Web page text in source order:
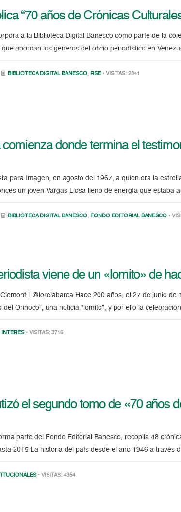
“70 años de Crónicas
a la Biblioteca Digital Banesco como parte de la
abordan los géneros del oficio periodístico en
BIBLIOTECA DIGITAL BANESCO, RSE • VISITAS: 2841
comienza donde termina el
para Imagen, en agosto del 1967, a quien era la
un joven Vargas Llosa lleno de energía que estaba
BIBLIOTECA DIGITAL BANESCO, FONDO EDITORIAL BANESCO •
viene de un «lomito» de
| @lorelabarca Hace 200 años, el 27 de junio de
del Orinoco”, una noticia “lomito”, y por ello la
INTERÉS • VISITAS: 3716
el segundo tomo de «70 años
parte del Fondo Editorial Banesco, recopila 48
2015 La historia del país desde el año 1946 a través
• VISITAS: 4354